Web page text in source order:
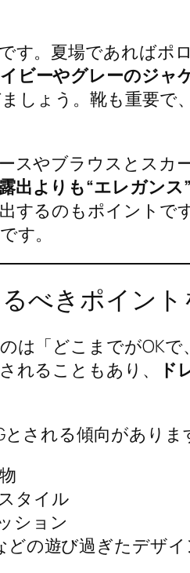
す。夏場であればポ
ビーやグレーのジャ
しょう。靴も重要で
スやブラウスとス
露出よりも“エレガン
するのもポイントで
す。
べきポイン
は「どこまでがOK
れることもあり、
ド
される傾向がありま
タイル
ション
の遊び過ぎたデザイ